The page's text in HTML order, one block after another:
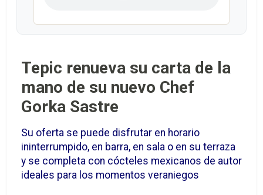
Tepic renueva su carta de la
mano de su nuevo Chef
Gorka Sastre
Su oferta se puede disfrutar en horario
ininterrumpido, en barra, en sala o en su terraza
y se completa con cócteles mexicanos de autor
ideales para los momentos veraniegos